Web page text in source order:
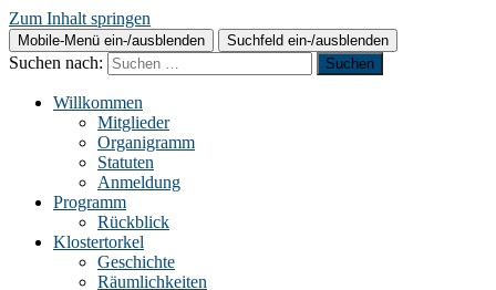
Zum Inhalt springen
Mobile-Menü ein-/ausblenden Suchfeld ein-/ausblenden
Suchen nach:
Willkommen
Mitglieder
Organigramm
Statuten
Anmeldung
Programm
Rückblick
Klostertorkel
Geschichte
Räumlichkeiten